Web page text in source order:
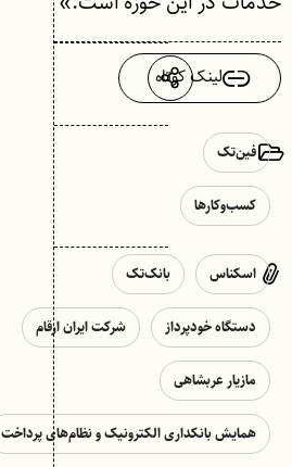
لینک کوتاه
فین‌تک
کسب‌وکارها
اسکناس بانک‌تک
دستگاه خودپرداز شرکت ایران ارقام
مازیار عربشاهی
همایش بانکداری الکترونیک و نظام‌های پرداخت